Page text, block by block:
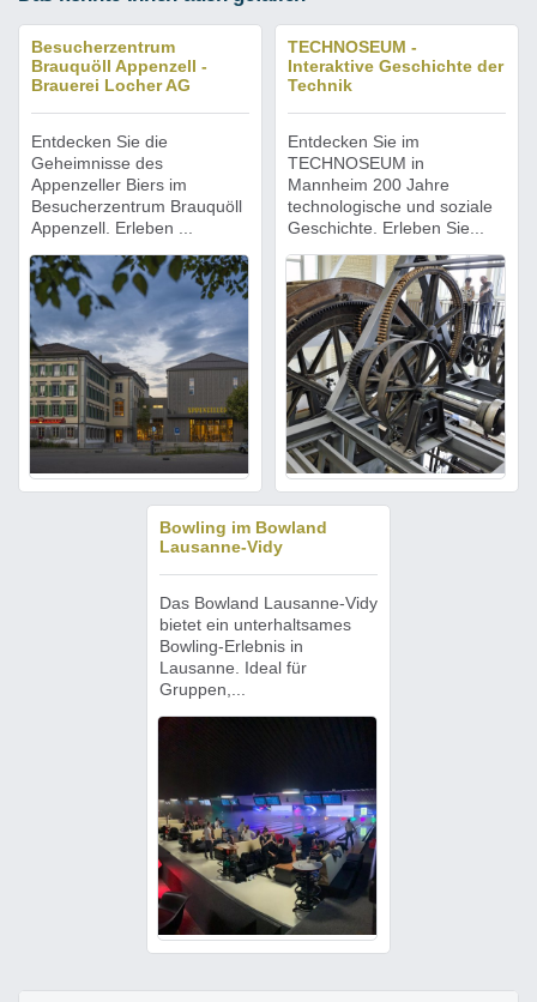
Besucherzentrum
Brauquöll Appenzell -
Brauerei Locher AG
Entdecken Sie die
Geheimnisse des
Appenzeller Biers im
Besucherzentrum Brauquöll
Appenzell. Erleben ...
TECHNOSEUM -
Interaktive Geschichte der
Technik
Entdecken Sie im
TECHNOSEUM in
Mannheim 200 Jahre
technologische und soziale
Geschichte. Erleben Sie...
Bowling im Bowland
Lausanne-Vidy
Das Bowland Lausanne-Vidy
bietet ein unterhaltsames
Bowling-Erlebnis in
Lausanne. Ideal für
Gruppen,...